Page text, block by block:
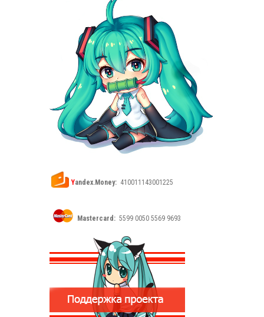
Yandex.Money: 410011143001225
Mastercard: 5599 0050 5569 9693